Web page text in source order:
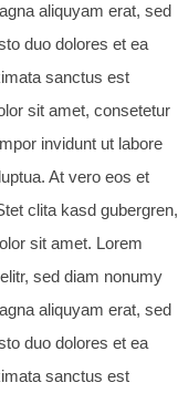
aliquyam erat, sed
duo dolores et ea
sanctus est
sit amet, consetetur
invidunt ut labore
At vero eos et
clita kasd gubergren,
sit amet. Lorem
sed diam nonumy
aliquyam erat, sed
duo dolores et ea
sanctus est